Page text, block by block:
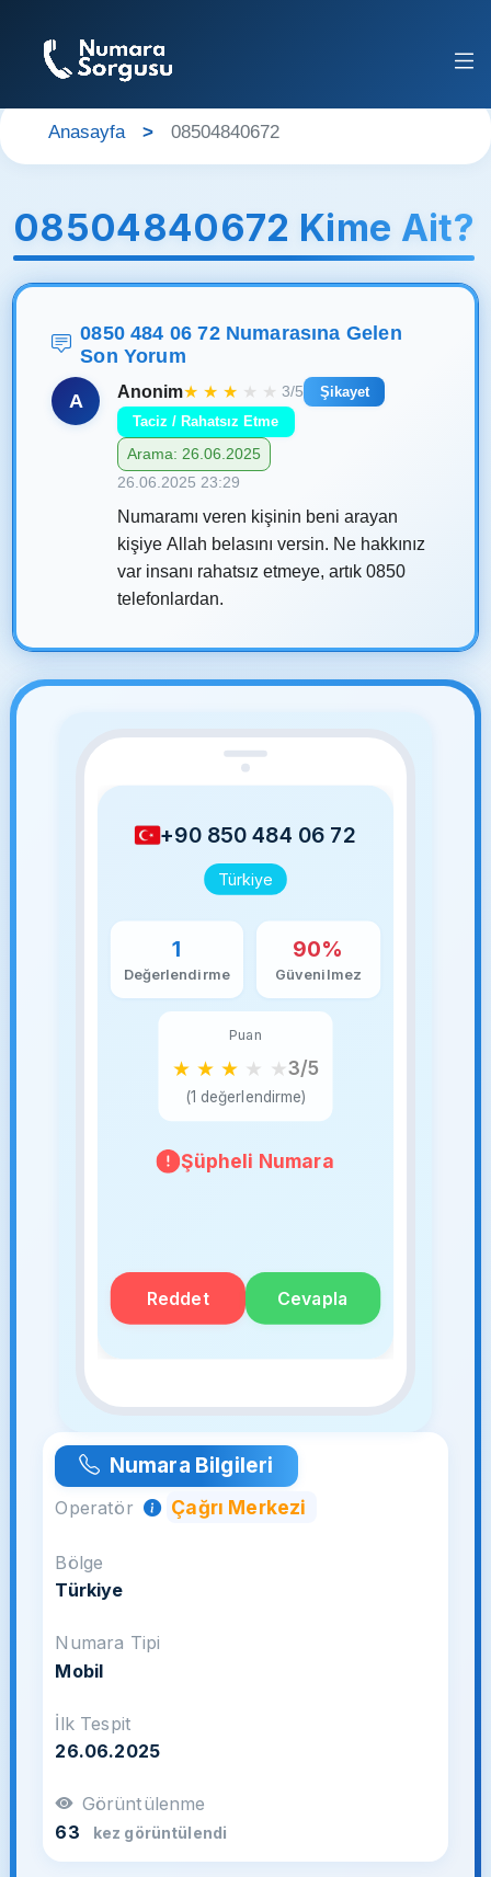
Anasayfa 08504840672
08504840672 Kime Ait?
0850 484 06 72 Numarasına Gelen
Son Yorum
A Anonim★ ★ ★ ★ ★ 3/5
Şikayet
Taciz / Rahatsız Etme
Arama: 26.06.2025
26.06.2025 23:29
Numaramı veren kişinin beni arayan
kişiye Allah belasını versin. Ne hakkınız
var insanı rahatsız etmeye, artık 0850
telefonlardan.
+90 850 484 06 72
Türkiye
1
Değerlendirme
90%
Güvenilmez
Puan
★ ★ ★ ★ ★3/5
(1 değerlendirme)
Şüpheli Numara
Reddet Cevapla
Numara Bilgileri
Operatör Çağrı Merkezi
Bölge
Türkiye
Numara Tipi
Mobil
İlk Tespit
26.06.2025
Görüntülenme
63
kez görüntülendi